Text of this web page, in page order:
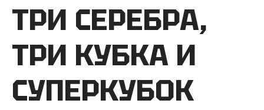
ТРИ СЕРЕБРА,
ТРИ КУБКА И
СУПЕРКУБОК